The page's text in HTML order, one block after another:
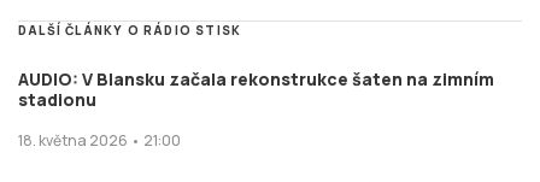
DALŠÍ ČLÁNKY O RÁDIO STISK
AUDIO: V Blansku začala rekonstrukce šaten na zimním
stadionu
18. května 2026 • 21:00